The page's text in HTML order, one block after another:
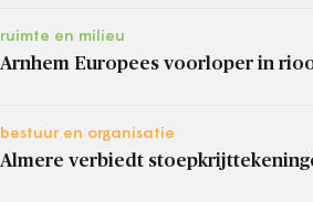
ruimte en milieu
Arnhem Europees voorloper in
bestuur en organisatie
Almere verbiedt